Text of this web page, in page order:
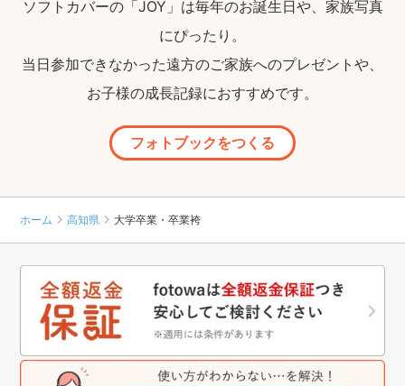
ソフトカバーの「JOY」は毎年のお誕生日や、家族写真
にぴったり。
当日参加できなかった遠方のご家族へのプレゼントや、
お子様の成長記録におすすめです。
フォトブックをつくる
ホーム 高知県 大学卒業・卒業袴